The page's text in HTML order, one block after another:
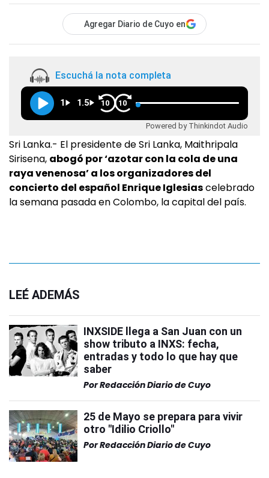
Agregar Diario de Cuyo en
Escuchá la nota completa
1 1.5 10 10
Powered by Thinkindot Audio
Sri Lanka.- El presidente de Sri Lanka, Maithripala
Sirisena, abogó por ‘azotar con la cola de una
raya venenosa’ a los organizadores del
concierto del español Enrique Iglesiascelebrado
la semana pasada en Colombo, la capital del país.
LEÉ ADEMÁS
INXSIDE llega a San Juan con un
show tributo a INXS: fecha,
entradas y todo lo que hay que
saber
PorRedacción Diario de Cuyo
25 de Mayo se prepara para vivir
otro "Idilio Criollo"
PorRedacción Diario de Cuyo